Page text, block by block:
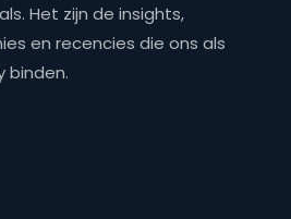
Het zijn de insights,
en recencies die ons als
binden.